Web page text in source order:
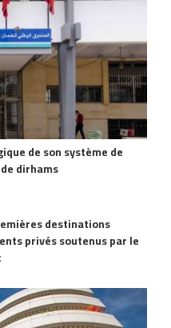
de son système de
dirhams
destinations
privés soutenus par le